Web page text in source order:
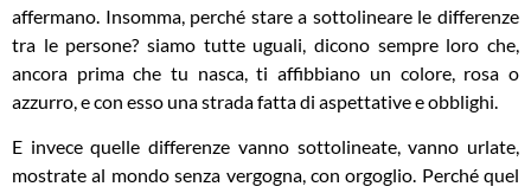
affermano. Insomma, perché stare a sottolineare le differenze
tra le persone? siamo tutte uguali, dicono sempre loro che,
ancora prima che tu nasca, ti affibbiano un colore, rosa o
azzurro, e con esso una strada fatta di aspettative e obblighi.
E invece quelle differenze vanno sottolineate, vanno urlate,
mostrate al mondo senza vergogna, con orgoglio. Perché quel